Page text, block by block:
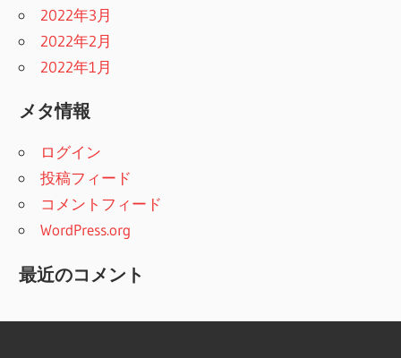
2022年3月
2022年2月
2022年1月
メタ情報
ログイン
投稿フィード
コメントフィード
WordPress.org
最近のコメント